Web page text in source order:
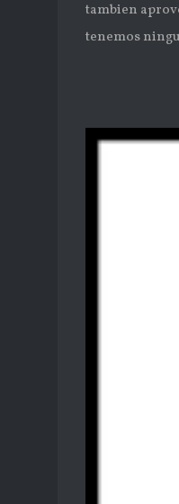
tambien
tenemos